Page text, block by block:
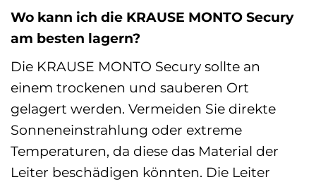
Wo kann ich die KRAUSE MONTO Secury
am besten lagern?
Die KRAUSE MONTO Secury sollte an
einem trockenen und sauberen Ort
gelagert werden. Vermeiden Sie direkte
Sonneneinstrahlung oder extreme
Temperaturen, da diese das Material der
Leiter beschädigen könnten. Die Leiter